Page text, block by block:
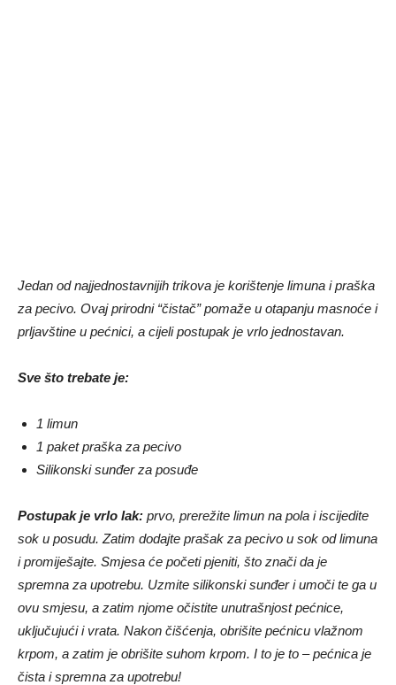
Jedan od najjednostavnijih trikova je korištenje limuna i praška
za pecivo. Ovaj prirodni “čistač” pomaže u otapanju masnoće i
prljavštine u pećnici, a cijeli postupak je vrlo jednostavan.
Sve što trebate je:
1 limun
1 paket praška za pecivo
Silikonski sunđer za posuđe
Postupak je vrlo lak: prvo, prerežite limun na pola i iscijedite
sok u posudu. Zatim dodajte prašak za pecivo u sok od limuna
i promiješajte. Smjesa će početi pjeniti, što znači da je
spremna za upotrebu. Uzmite silikonski sunđer i umoči te ga u
ovu smjesu, a zatim njome očistite unutrašnjost pećnice,
uključujući i vrata. Nakon čišćenja, obrišite pećnicu vlažnom
krpom, a zatim je obrišite suhom krpom. I to je to – pećnica je
čista i spremna za upotrebu!